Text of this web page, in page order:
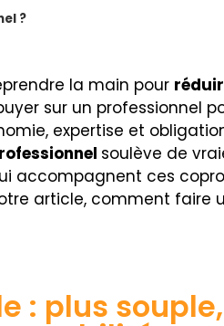
?
la main pour
sur un professionnel
expertise et
soulève de
accompagnent ces
article, comment faire
: plus souple,